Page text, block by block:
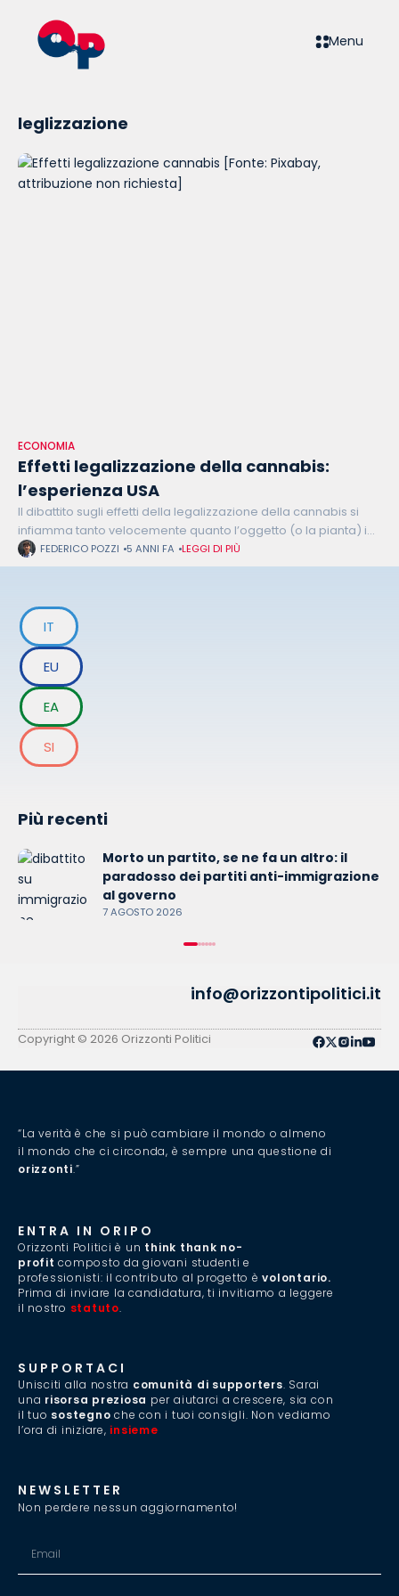
Menu
leglizzazione
ECONOMIA
Effetti legalizzazione della cannabis:
l’esperienza USA
Il dibattito sugli effetti della legalizzazione della cannabis si
infiamma tanto velocemente quanto l’oggetto (o la pianta) in
questione. Si parla di effetti sulla criminalità, di profitti tolti alla
mafia
FEDERICO POZZI 5 ANNI FA LEGGI DI PIÙ
IT
EU
EA
SI
Più recenti
Morto un partito, se ne fa un altro: il
paradosso dei partiti anti-immigrazione
al governo
7 AGOSTO 2026
info@orizzontipolitici.it
Copyright © 2026 Orizzonti Politici
“La verità è che si può cambiare il mondo o almeno
il mondo che ci circonda, è sempre una questione di
orizzonti.”
ENTRA IN ORIPO
Orizzonti Politici è un think thank no-
profit composto da giovani studenti e
professionisti: il contributo al progetto èvolontario.
Prima di inviare la candidatura, ti invitiamo a leggere
il nostro statuto.
SUPPORTACI
Unisciti alla nostra comunità di supporters. Sarai
una risorsa preziosa per aiutarci a crescere, sia con
il tuo sostegno che con i tuoi consigli. Non vediamo
l’ora di iniziare, insieme
NEWSLETTER
Non perdere nessun aggiornamento!